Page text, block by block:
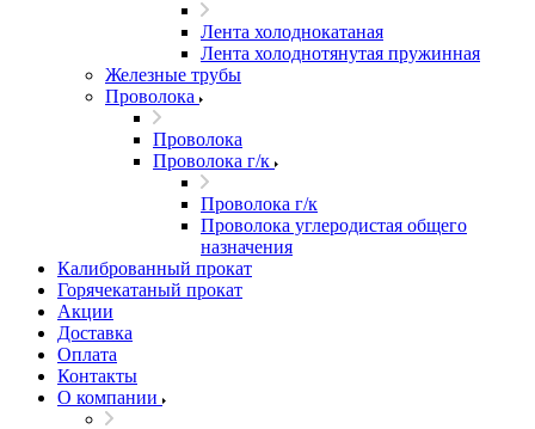
Лента холоднокатаная
Лента холоднотянутая пружинная
Железные трубы
Проволока
Проволока
Проволока г/к
Проволока г/к
Проволока углеродистая общего
назначения
Калиброванный прокат
Горячекатаный прокат
Акции
Доставка
Оплата
Контакты
О компании